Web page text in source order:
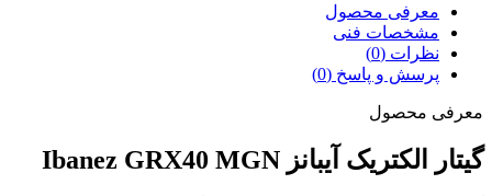
معرفی محصول
مشخصات فنی
نظرات (0)
پرسش و پاسخ (0)
معرفی محصول
گیتار الکتریک آیبانز Ibanez GRX40 MGN